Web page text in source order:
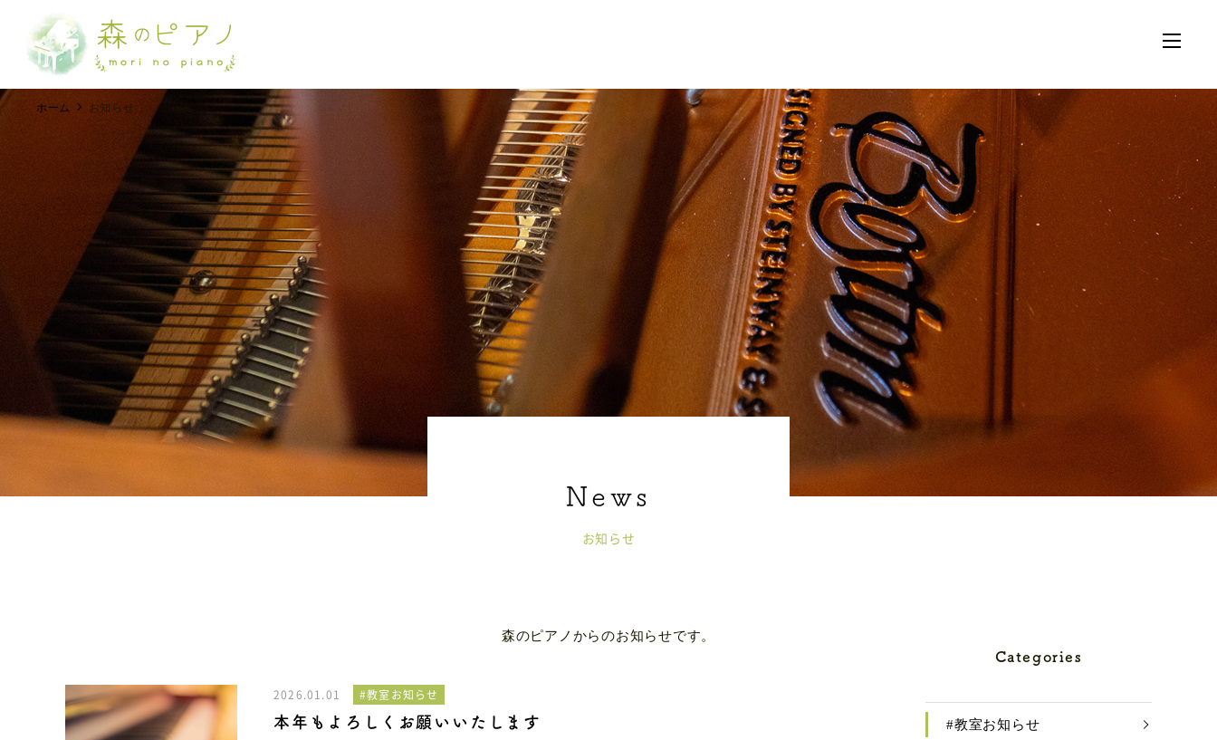
080-3676-3612
森のピアノについて
ホーム お知らせ
お知らせ
森のピアノからのお知らせです。
2026.01.01
#教室お知らせ
本年もよろしくお願いいたします
Categories
#教室お知らせ